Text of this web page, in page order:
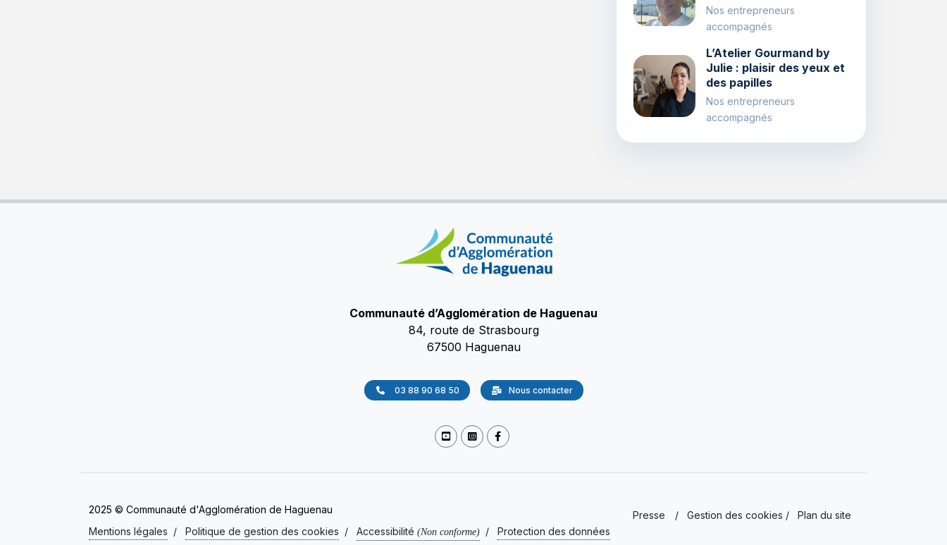
Nos entrepreneurs
accompagnés
L’Atelier Gourmand by
Julie : plaisir des yeux et
des papilles
Nos entrepreneurs
accompagnés
Communauté d’Agglomération de Haguenau
84, route de Strasbourg
67500 Haguenau
03 88 90 68 50 Nous contacter
2025 © Communauté d'Agglomération de Haguenau
Mentions légales / Politique de gestion des cookies / Accessibilité (Non conforme) / Protection des données
Presse / Gestion des cookies / Plan du site